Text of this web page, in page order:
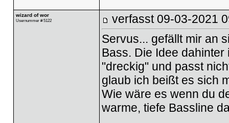
wizard of wor
Usernummer # 5122 verfasst 09-03-2021
Servus... gefällt mir an
Bass. Die Idee
"dreckig" und passt
glaub ich beißt es sich
Wie wäre es wenn du
warme, tiefe Bassline